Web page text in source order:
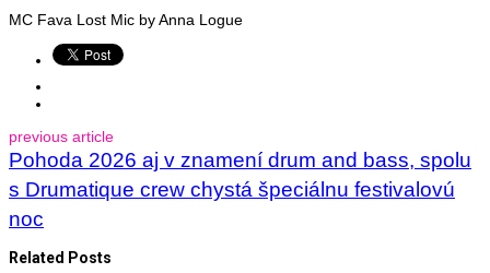
MC Fava Lost Mic by Anna Logue
previous article
Pohoda 2026 aj v znamení drum and bass, spolu
s Drumatique crew chystá špeciálnu festivalovú
noc
Related Posts